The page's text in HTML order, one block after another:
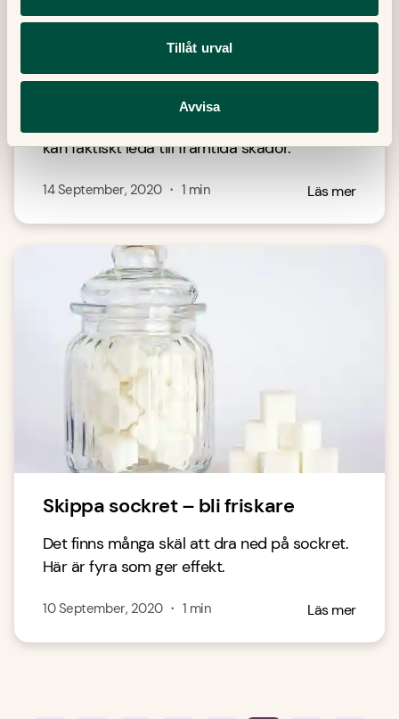
Tillåt urval
Avvisa
Släpp mobilen - slipp löparskador
kan faktiskt leda till framtida skador.
14 September, 2020・ 1 min Läs mer
Skippa sockret – bli friskare
Det finns många skäl att dra ned på sockret.
Här är fyra som ger effekt.
10 September, 2020・ 1 min Läs mer